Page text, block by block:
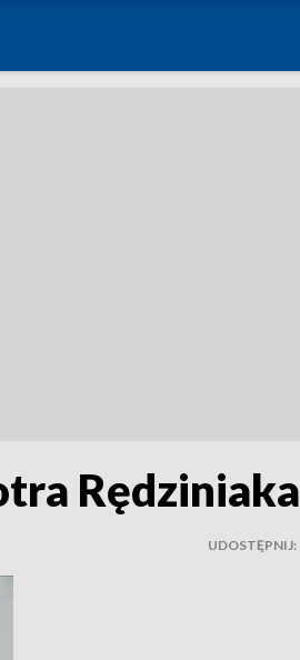
Rędziniaka
UDOSTĘPNIJ: